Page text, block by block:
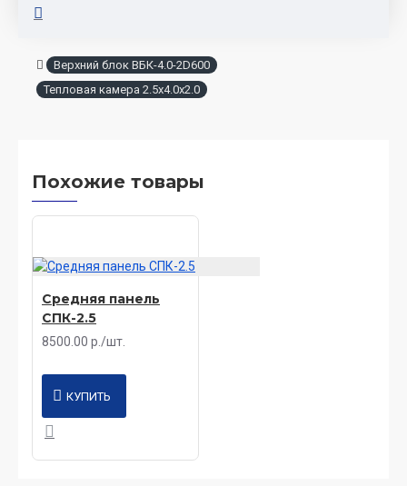
Верхний блок ВБК-4.0-2D600
Тепловая камера 2.5х4.0х2.0
Похожие товары
Средняя панель
СПК-2.5
8500.00 р./шт.
КУПИТЬ